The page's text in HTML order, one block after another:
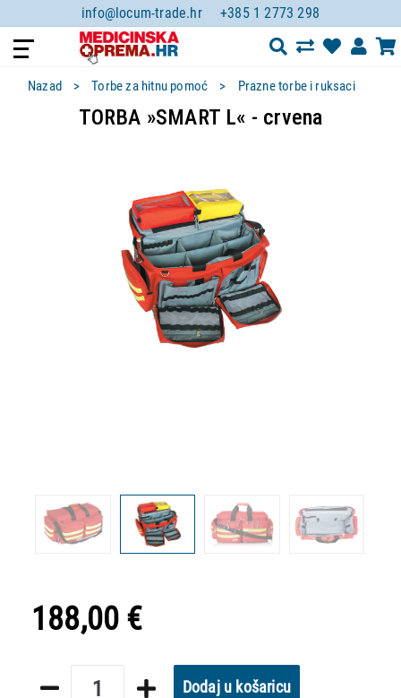
info@locum-trade.hr +385 1 2773 298
Nazad Torbe za hitnu pomoć Prazne torbe i ruksaci
TORBA »SMART L« - crvena
188,00 €
Dodaj u košaricu